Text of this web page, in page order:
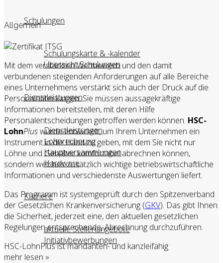
Schulungen
Schulungskarte & -kalender
Übersicht Schulungen
Dienstleistungen
Dienstleistungen
Lohnrechnung
Hauptversammlungen
Hardware
Karriere
aktuelle Stellenangebote
Initiativbewerbungen
Allgemein
Mit dem verstärkten Wettbewerb und den damit
verbundenen steigenden Anforderungen auf alle Bereiche
eines Unternehmens verstärkt sich auch der Druck auf die
Personalabtei-lungen. Sie müssen aussagekräftige
Informationen bereitstellen, mit deren Hilfe
Personalentscheidungen getroffen werden können. HSC-
LohnPluswurde entwickelt, um Ihrem Unternehmen ein
Instrument in die Hand zu geben, mit dem Sie nicht nur
Löhne und Gehälter komfortabel abrechnen können,
sondern welches zusätzlich wichtige betriebswirtschaftliche
Informationen und verschiedenste Auswertungen liefert.
Das Programm ist systemgeprüft durch den Spitzenverband
der Gesetzlichen Krankenversicherung (GKV). Das gibt Ihnen
die Sicherheit, jederzeit eine, den aktuellen gesetzlichen
Regelungen entsprechende, Abrechnung durchzuführen.
HSC-LohnPlus ist mandanten- und kanzleifähig
mehr lesen »